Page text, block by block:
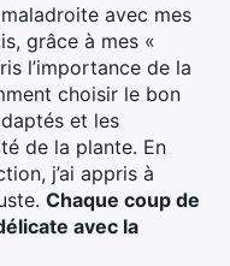
avec mes
grâce à mes «
l’importance de la
choisir le bon
et les
de la plante. En
j’ai appris à
Chaque coup de
avec la